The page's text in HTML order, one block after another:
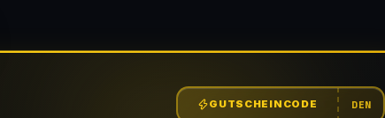
GUTSCHEINCODE DEN